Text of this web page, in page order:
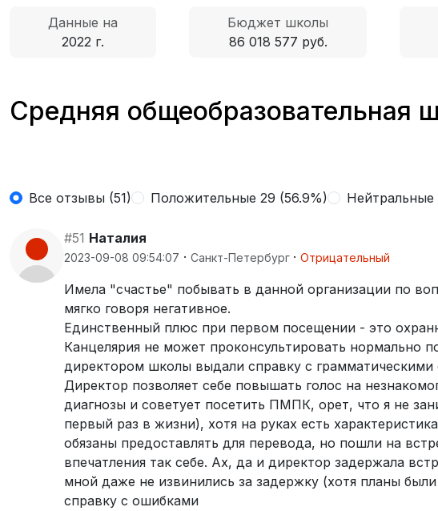
Данные на
2022 г.
Бюджет школы
86 018 577 руб.
Средняя общеобразовательная
Все отзывы (51) Положительные 29 (56.9%) Нейтральные
#51 Наталия
2023-09-08 09:54:07 · Санкт-Петербург · Отрицательный
Имела "счастье" побывать в данной организации по
мягко говоря негативное.
Единственный плюс при первом посещении - это
Канцелярия не может проконсультировать нормально
директором школы выдали справку с
Директор позволяет себе повышать голос на
диагнозы и советует посетить ПМПК, орет, что я не
первый раз в жизни), хотя на руках есть
обязаны предоставлять для перевода, но пошли на
впечатления так себе. Ах, да и директор задержала
мной даже не извинились за задержку (хотя планы
справку с ошибками